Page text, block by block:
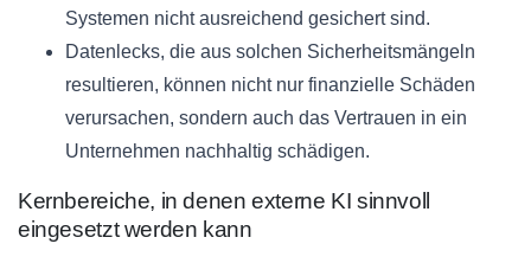
Systemen nicht ausreichend gesichert sind.
Datenlecks, die aus solchen Sicherheitsmängeln
resultieren, können nicht nur finanzielle Schäden
verursachen, sondern auch das Vertrauen in ein
Unternehmen nachhaltig schädigen.
Kernbereiche, in denen externe KI sinnvoll
eingesetzt werden kann